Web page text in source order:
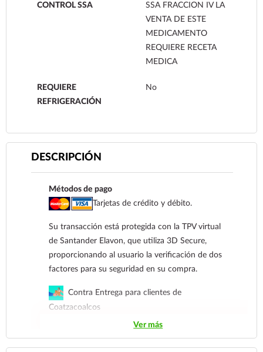
CONTROL SSA
SSA FRACCION IV LA
VENTA DE ESTE
MEDICAMENTO
REQUIERE RECETA
MEDICA
REQUIERE
REFRIGERACIÓN
No
DESCRIPCIÓN
Métodos de pago
Tarjetas de crédito y débito.
Su transacción está protegida con la TPV virtual
de Santander Elavon, que utiliza 3D Secure,
proporcionando al usuario la verificación de dos
factores para su seguridad en su compra.
Contra Entrega para clientes de
Coatzacoalcos
Transferencia Bancaria a nombre de Farmacia
Ver más